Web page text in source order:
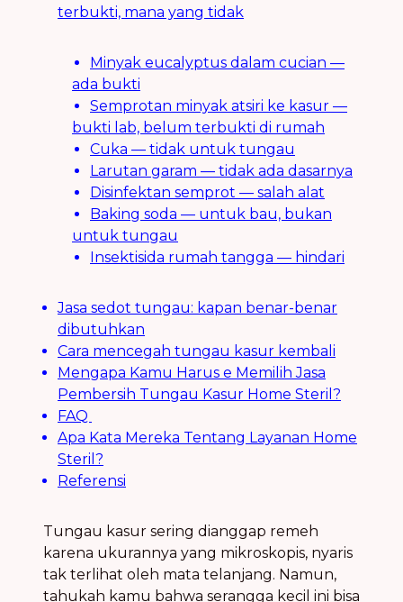
terbukti, mana yang tidak
Minyak eucalyptus dalam cucian —
ada bukti
Semprotan minyak atsiri ke kasur —
bukti lab, belum terbukti di rumah
Cuka — tidak untuk tungau
Larutan garam — tidak ada dasarnya
Disinfektan semprot — salah alat
Baking soda — untuk bau, bukan
untuk tungau
Insektisida rumah tangga — hindari
Jasa sedot tungau: kapan benar-benar
dibutuhkan
Cara mencegah tungau kasur kembali
Mengapa Kamu Harus e Memilih Jasa
Pembersih Tungau Kasur Home Steril?
FAQ
Apa Kata Mereka Tentang Layanan Home
Steril?
Referensi
Tungau kasur sering dianggap remeh
karena ukurannya yang mikroskopis, nyaris
tak terlihat oleh mata telanjang. Namun,
tahukah kamu bahwa serangga kecil ini bisa